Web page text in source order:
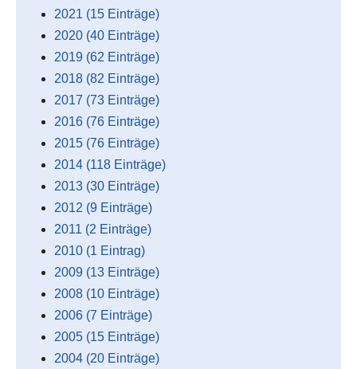
2021 (15 Einträge)
2020 (40 Einträge)
2019 (62 Einträge)
2018 (82 Einträge)
2017 (73 Einträge)
2016 (76 Einträge)
2015 (76 Einträge)
2014 (118 Einträge)
2013 (30 Einträge)
2012 (9 Einträge)
2011 (2 Einträge)
2010 (1 Eintrag)
2009 (13 Einträge)
2008 (10 Einträge)
2006 (7 Einträge)
2005 (15 Einträge)
2004 (20 Einträge)